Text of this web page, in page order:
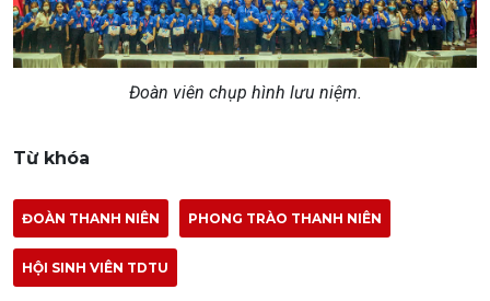
Đoàn viên chụp hình lưu niệm.
Từ khóa
ĐOÀN THANH NIÊN PHONG TRÀO THANH NIÊN
HỘI SINH VIÊN TDTU